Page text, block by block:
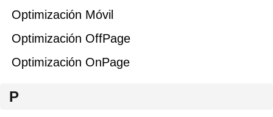
Optimización Móvil
Optimización OffPage
Optimización OnPage
P